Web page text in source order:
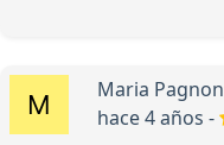
Maria Pagnon
hace 4 años -